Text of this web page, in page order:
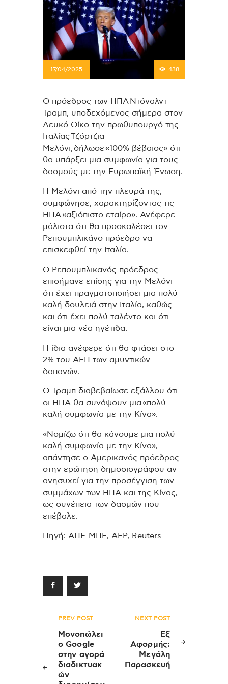
17/04/2025 438
Ο πρόεδρος των ΗΠΑ Ντόναλντ
Τραμπ, υποδεχόμενος σήμερα στον
Λευκό Οίκο την πρωθυπουργό της
Ιταλίας Τζόρτζια
Μελόνι, δήλωσε «100% βέβαιος» ότι
θα υπάρξει μια συμφωνία για τους
δασμούς με την Ευρωπαϊκή Ένωση.
Η Μελόνι από την πλευρά της,
συμφώνησε, χαρακτηρίζοντας τις
ΗΠΑ «αξιόπιστο εταίρο». Ανέφερε
μάλιστα ότι θα προσκαλέσει τον
Ρεπουμπλικάνο πρόεδρο να
επισκεφθεί την Ιταλία.
Ο Ρεπουμπλικανός πρόεδρος
επισήμανε επίσης για την Μελόνι
ότι έχει πραγματοποιήσει μια πολύ
καλή δουλειά στην Ιταλία, καθώς
και ότι έχει πολύ ταλέντο και ότι
είναι μια νέα ηγέτιδα.
Η ίδια ανέφερε ότι θα φτάσει στο
2% του ΑΕΠ των αμυντικών
δαπανών.
Ο Τραμπ διαβεβαίωσε εξάλλου ότι
οι ΗΠΑ θα συνάψουν μια «πολύ
καλή συμφωνία με την Κίνα».
«Νομίζω ότι θα κάνουμε μια πολύ
καλή συμφωνία με την Κίνα»,
απάντησε ο Αμερικανός πρόεδρος
στην ερώτηση δημοσιογράφου αν
ανησυχεί για την προσέγγιση των
συμμάχων των ΗΠΑ και της Κίνας,
ως συνέπεια των δασμών που
επέβαλε.
Πηγή: ΑΠΕ-ΜΠΕ, AFP, Reuters
Πλοήγηση
άρθρων
PREV POST
Μονοπώλει
ο Google
στην αγορά
διαδικτυακ
ών
NEXT POST
Εξ
Αφορμής:
Μεγάλη
Παρασκευή